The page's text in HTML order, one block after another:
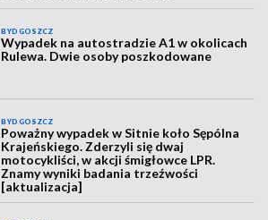
BYDGOSZCZ
Wypadek na autostradzie A1 w okolicach
Rulewa. Dwie osoby poszkodowane
BYDGOSZCZ
Poważny wypadek w Sitnie koło Sępólna
Krajeńskiego. Zderzyli się dwaj
motocykliści, w akcji śmigłowce LPR.
Znamy wyniki badania trzeźwości
[aktualizacja]